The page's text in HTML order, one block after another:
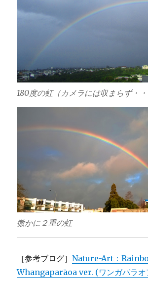
180度の虹（カメラには収まらず・・
微かに２重の虹
［参考ブログ］Nature-Art：
Whangaparāoa ver. (ワンガパラオ